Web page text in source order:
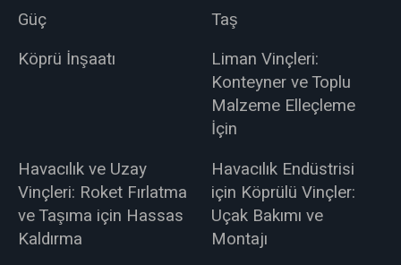
Güç
Taş
Köprü İnşaatı
Liman Vinçleri:
Konteyner ve Toplu
Malzeme Elleçleme
İçin
Havacılık ve Uzay
Vinçleri: Roket Fırlatma
ve Taşıma için Hassas
Kaldırma
Havacılık Endüstrisi
için Köprülü Vinçler:
Uçak Bakımı ve
Montajı